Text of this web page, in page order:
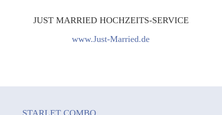
JUST MARRIED HOCHZEITS-SERVICE
www.Just-Married.de
STARLET COMBO